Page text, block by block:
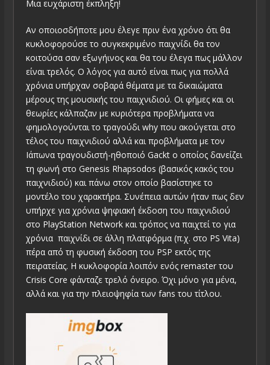
Μια ευχάριστη έκπληξη!
Αν οποιοσδήποτε μου έλεγε πριν ένα χρόνο ότι θα
κυκλοφορούσε το συγκεκριμένο παιχνίδι θα τον
κοιτούσα σαν εξωγήινος και θα του έλεγα πως μάλλον
είναι τρελός. Ο λόγος για αυτό είναι πως για πολλά
χρόνια υπήρχαν σοβαρά θέματα με τα δικαιώματα
μέρους της μουσικής του παιχνιδιού. Οι φήμες και οι
θεωρίες κάλπαζαν με κυριότερα προβλήματα να
φημολογούνται το τραγούδι why που ακούγεται στο
τέλος του παιχνιδιού αλλά και προβλήματα με τον
Ιάπωνα τραγουδιστή-ηθοποιό Gackt ο οποίος δανείζει
τη φωνή στο Genesis Rhapsodos (βασικός κακός του
παιχνιδιού) και πάνω στον οποίο βασίστηκε το
μοντέλο του χαρακτήρα. Συνέπεια αυτών ήταν πως δεν
υπήρχε για χρόνια ψηφιακή έκδοση του παιχνιδιού
στο PlayStation Network και τρόπος να παιχτεί το για
χρόνια παιχνίδι σε άλλη πλατφόρμα (π.χ. στο PS Vita)
πέρα από τη φυσική έκδοση του PSP εκτός της
πειρατείας. Η κυκλοφορία λοιπόν ενός remaster του
Crisis Core φάνταζε τρελό όνειρο. Όχι μόνο για μένα,
αλλά και για την πλειοψηφία των fans του τίτλου.